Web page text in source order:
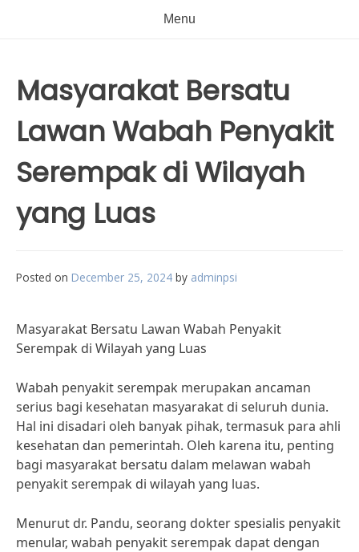
Menu
Masyarakat Bersatu
Lawan Wabah Penyakit
Serempak di Wilayah
yang Luas
Posted on December 25, 2024 by adminpsi
Masyarakat Bersatu Lawan Wabah Penyakit
Serempak di Wilayah yang Luas
Wabah penyakit serempak merupakan ancaman
serius bagi kesehatan masyarakat di seluruh dunia.
Hal ini disadari oleh banyak pihak, termasuk para ahli
kesehatan dan pemerintah. Oleh karena itu, penting
bagi masyarakat bersatu dalam melawan wabah
penyakit serempak di wilayah yang luas.
Menurut dr. Pandu, seorang dokter spesialis penyakit
menular, wabah penyakit serempak dapat dengan